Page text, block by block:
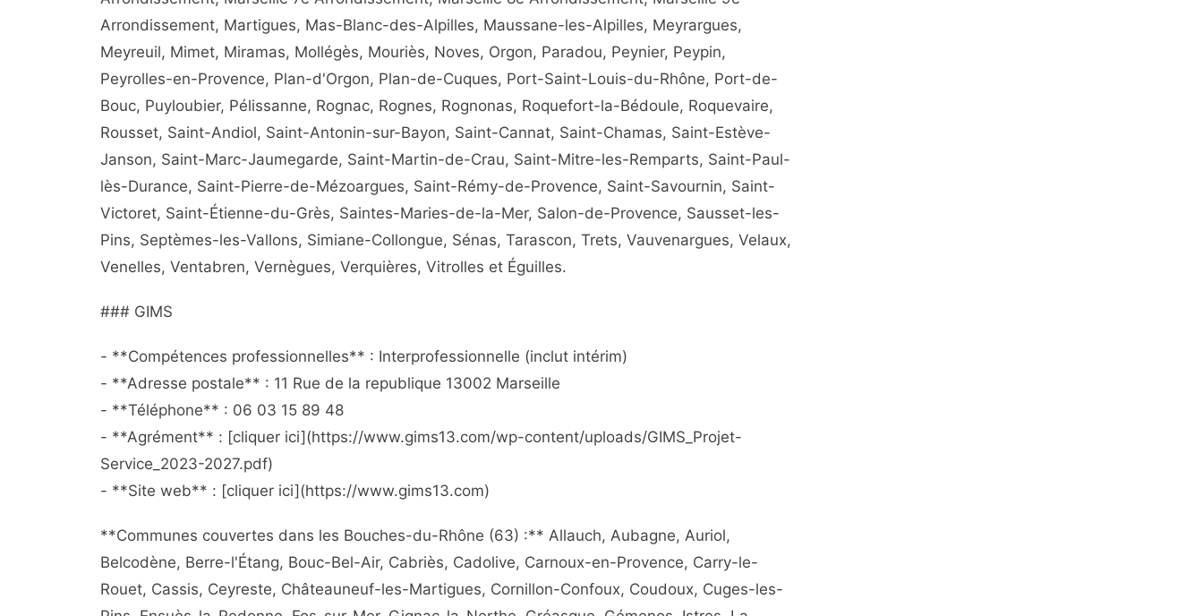
Arrondissement, Martigues, Mas-Blanc-des-Alpilles, Maussane-les-Alpilles, Meyrargues,
Meyreuil, Mimet, Miramas, Mollégès, Mouriès, Noves, Orgon, Paradou, Peynier, Peypin,
Peyrolles-en-Provence, Plan-d'Orgon, Plan-de-Cuques, Port-Saint-Louis-du-Rhône, Port-de-
Bouc, Puyloubier, Pélissanne, Rognac, Rognes, Rognonas, Roquefort-la-Bédoule, Roquevaire,
Rousset, Saint-Andiol, Saint-Antonin-sur-Bayon, Saint-Cannat, Saint-Chamas, Saint-Estève-
Janson, Saint-Marc-Jaumegarde, Saint-Martin-de-Crau, Saint-Mitre-les-Remparts, Saint-Paul-
lès-Durance, Saint-Pierre-de-Mézoargues, Saint-Rémy-de-Provence, Saint-Savournin, Saint-
Victoret, Saint-Étienne-du-Grès, Saintes-Maries-de-la-Mer, Salon-de-Provence, Sausset-les-
Pins, Septèmes-les-Vallons, Simiane-Collongue, Sénas, Tarascon, Trets, Vauvenargues, Velaux,
Venelles, Ventabren, Vernègues, Verquières, Vitrolles et Éguilles.
### GIMS
- **Compétences professionnelles** : Interprofessionnelle (inclut intérim)
- **Adresse postale** : 11 Rue de la republique 13002 Marseille
- **Téléphone** : 06 03 15 89 48
- **Agrément** : [cliquer ici](https://www.gims13.com/wp-content/uploads/GIMS_Projet-
Service_2023-2027.pdf)
- **Site web** : [cliquer ici](https://www.gims13.com)
**Communes couvertes dans les Bouches-du-Rhône (63) :** Allauch, Aubagne, Auriol,
Belcodène, Berre-l'Étang, Bouc-Bel-Air, Cabriès, Cadolive, Carnoux-en-Provence, Carry-le-
Rouet, Cassis, Ceyreste, Châteauneuf-les-Martigues, Cornillon-Confoux, Coudoux, Cuges-les-